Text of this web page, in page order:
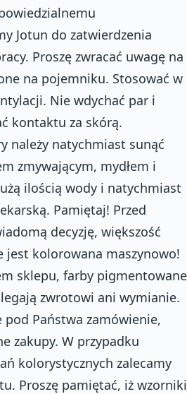
Jotun do zatwierdzenia
Proszę zwracać uwagę na
na pojemniku. Stosować w
Nie wdychać par i
kontaktu za skórą.
należy natychmiast sunąć
zmywającym, mydłem i
ilością wody i natychmiast
Pamiętaj! Przed
decyzję, większość
jest kolorowana maszynowo!
sklepu, farby pigmentowane
zwrotowi ani wymianie.
Państwa zamówienie,
zakupy. W przypadku
kolorystycznych zalecamy
Proszę pamiętać, iż wzorniki